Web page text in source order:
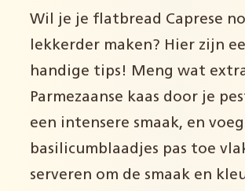
Wil je je flatbread Caprese
lekkerder maken? Hier zijn
handige tips! Meng wat
Parmezaanse kaas door je
een intensere smaak, en
basilicumblaadjes pas toe
serveren om de smaak en